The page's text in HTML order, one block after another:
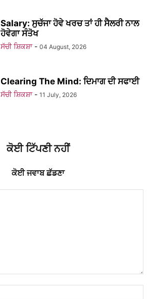
Salary: ਸੁਚੱਜਾ ਹੋਵੇ ਖਰਚ ਤਾਂ ਹੀ ਸੈਲਰੀ ਨਾਲ
ਹੋਵੇਗਾ ਸੰਤੋਖ
ਸੱਚੀ ਸ਼ਿਕਸ਼ਾ - 04 August, 2026
Clearing The Mind: ਦਿਮਾਗ ਦੀ ਸਫਾਈ
ਸੱਚੀ ਸ਼ਿਕਸ਼ਾ - 11 July, 2026
ਕੋਈ ਟਿੱਪਣੀ ਨਹੀਂ
ਕੋਈ ਜਵਾਬ ਛੱਡਣਾ